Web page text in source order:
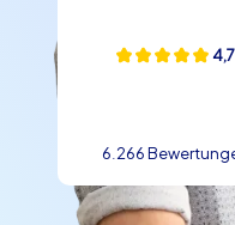
4,7
6.266